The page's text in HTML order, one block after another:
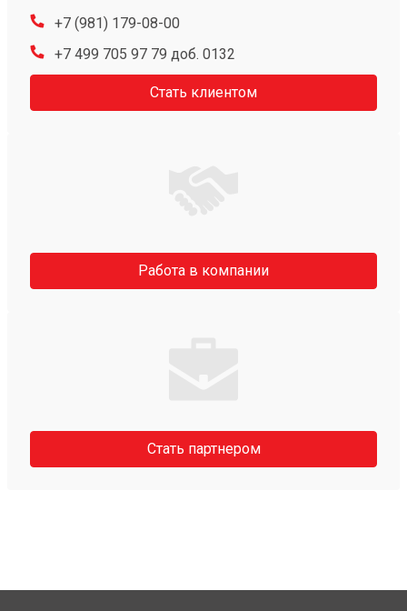
+7 (981) 179-08-00
+7 499 705 97 79 доб. 0132
Стать клиентом
Работа в компании
Стать партнером